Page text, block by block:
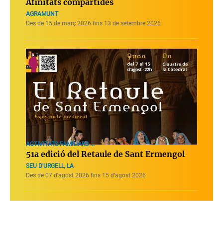
AGRAMUNT
Des de 15 de març 2026 fins 13 de setembre 2026
ACTIVITATS FAMILIARS ...
51a edició del Retaule de Sant Ermengol
SEU D'URGELL, LA
Des de 07 d’agost 2026 fins 15 d’agost 2026